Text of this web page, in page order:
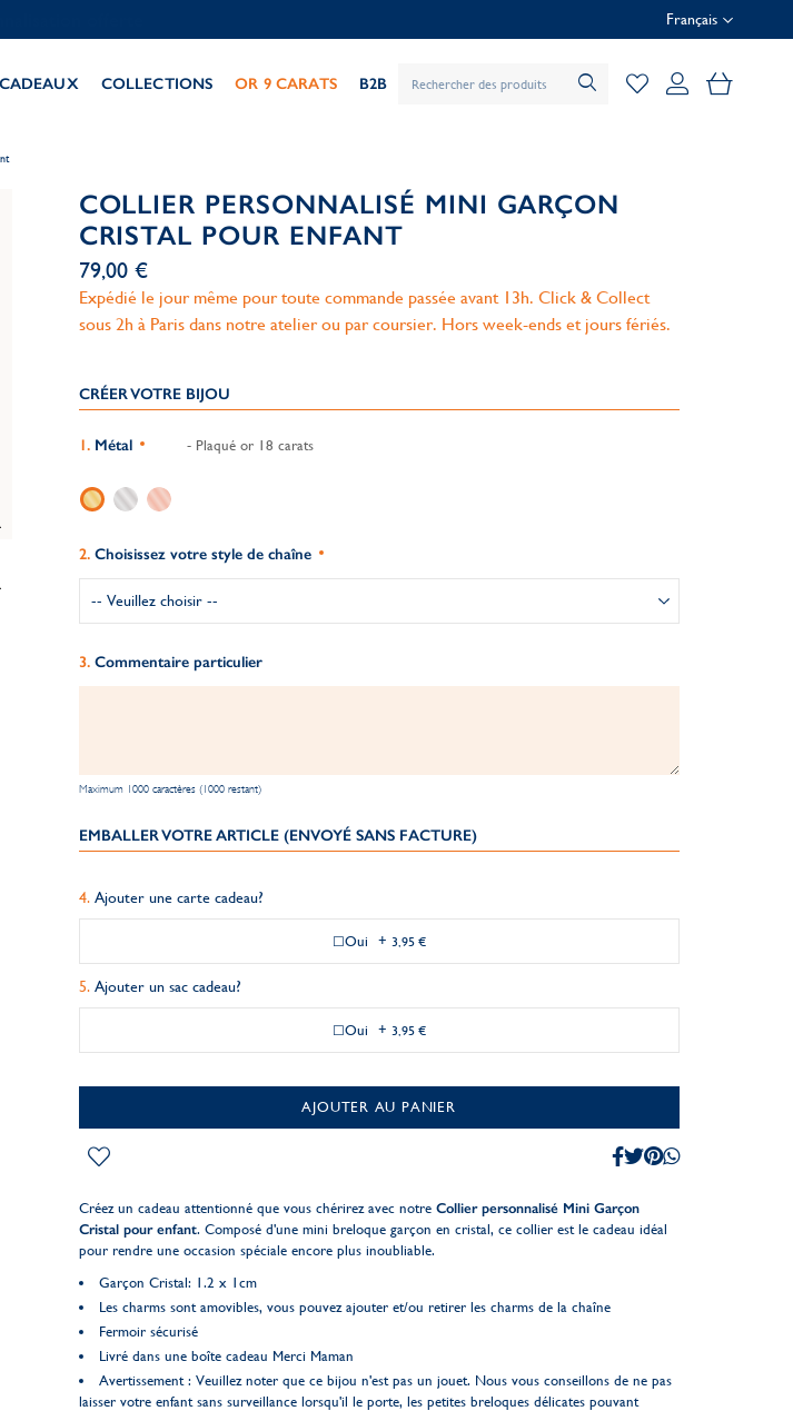
Français
CADEAUX COLLECTIONS OR 9 CARATS B2B Mon
COLLIER PERSONNALISÉ MINI GARÇON
CRISTAL POUR ENFANT
79,00 €
Expédié le jour même pour toute commande passée avant 13h. Click & Collect
sous 2h à Paris dans notre atelier ou par coursier. Hors week-ends et jours fériés.
CRÉER VOTRE BIJOU
Métal - Plaqué or 18 carats
Choisissez votre style de chaîne
Commentaire particulier
Maximum 1000 caractères (1000 restant)
EMBALLER VOTRE ARTICLE (ENVOYÉ SANS FACTURE)
Ajouter une carte cadeau?
Oui + 3,95 €
Ajouter un sac cadeau?
Oui + 3,95 €
AJOUTER AU PANIER
Créez un cadeau attentionné que vous chérirez avec notre Collier personnalisé Mini Garçon
Cristal pour enfant. Composé d'une mini breloque garçon en cristal, ce collier est le cadeau idéal
pour rendre une occasion spéciale encore plus inoubliable.
Garçon Cristal: 1.2 x 1cm
Les charms sont amovibles, vous pouvez ajouter et/ou retirer les charms de la chaîne
Fermoir sécurisé
Livré dans une boîte cadeau Merci Maman
Avertissement : Veuillez noter que ce bijou n'est pas un jouet. Nous vous conseillons de ne pas
laisser votre enfant sans surveillance lorsqu'il le porte, les petites breloques délicates pouvant